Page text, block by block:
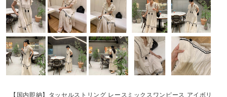
【国内即納】タッセルストリング レースミックスワンピース アイボリ